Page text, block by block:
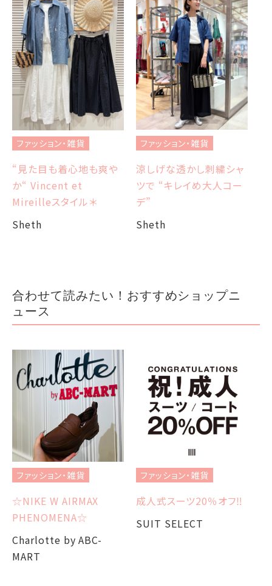
ファッション・雑貨
“見た目も着心地も爽や
か“ Vincent et
Mireilleスタイル＊
Sheth
ファッション・雑貨
涼しげな透かし刺繍シャ
ツで “キレイめ大人コー
デ”
Sheth
合わせて読みたい！おすすめショップニ
ュース
ファッション・雑貨
☆NIKE W AIRMAX
PHENOMENA☆
Charlotte by ABC-
MART
ファッション・雑貨
成人式スーツ20％オフ‼︎
SUIT SELECT